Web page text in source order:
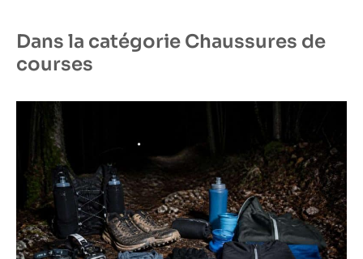
Dans la catégorie Chaussures de
courses